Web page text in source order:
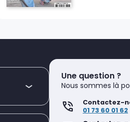
Une question ?
Nous sommes là
Contactez-
01 73 60 01 62